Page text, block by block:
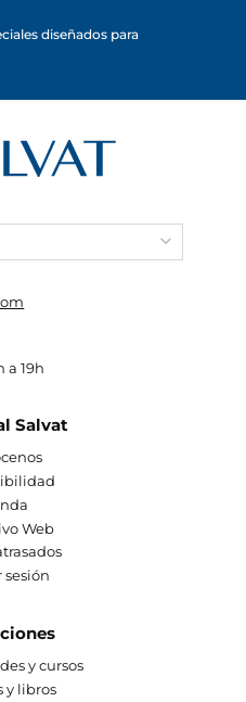
diseñados para
a 19h
Salvat
Web
sesión
y cursos
y libros